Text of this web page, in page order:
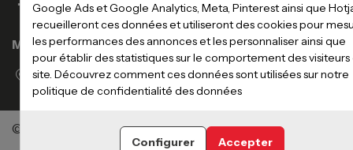
Magasins
Voir la liste des magasins
©Meubles Atlas / Atlas NewcoTous droits réservés
Google Ads et Google Analytics, Meta, Pinterest ainsi que
recueilleront ces données et utiliseront des cookies pour
les performances des annonces et les personnaliser ainsi que
pour établir des statistiques sur le comportement des visiteurs
site. Découvrez comment ces données sont utilisées sur notre
politique de confidentialité des données
Configurer Accepter